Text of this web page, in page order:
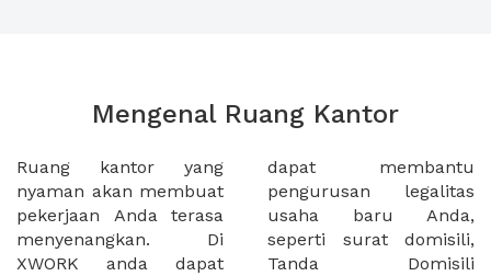
Mengenal Ruang Kantor
Ruang kantor yang
nyaman akan membuat
pekerjaan Anda terasa
menyenangkan. Di
XWORK anda dapat
dapat membantu
pengurusan legalitas
usaha baru Anda,
seperti surat domisili,
Tanda Domisili